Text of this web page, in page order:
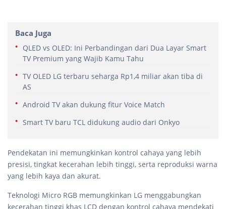
Baca Juga
QLED vs OLED: Ini Perbandingan dari Dua Layar Smart
TV Premium yang Wajib Kamu Tahu
TV OLED LG terbaru seharga Rp1,4 miliar akan tiba di
AS
Android TV akan dukung fitur Voice Match
Smart TV baru TCL didukung audio dari Onkyo
Pendekatan ini memungkinkan kontrol cahaya yang lebih
presisi, tingkat kecerahan lebih tinggi, serta reproduksi warna
yang lebih kaya dan akurat.
Teknologi Micro RGB memungkinkan LG menggabungkan
kecerahan tinggi khas LCD dengan kontrol cahaya mendekati